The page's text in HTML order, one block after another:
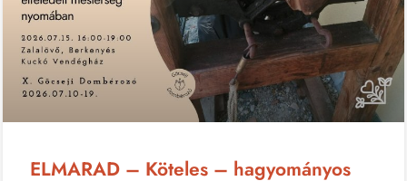
ELMARAD – Köteles – hagyományos